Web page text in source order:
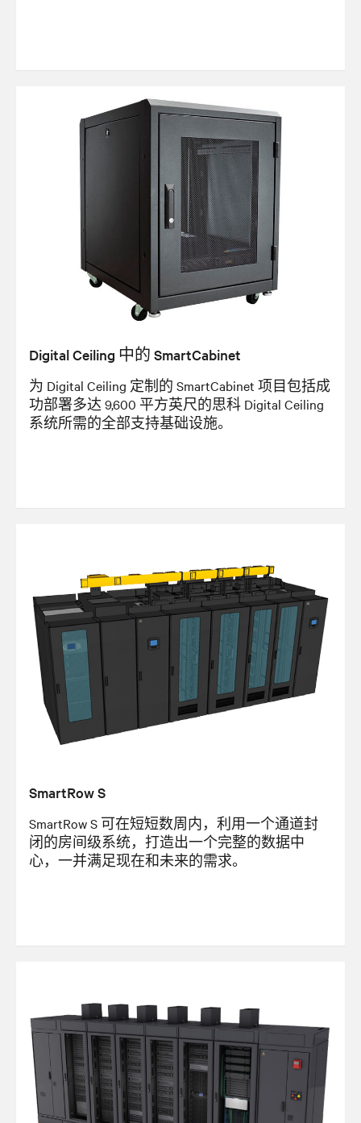
Digital Ceiling 中的 SmartCabinet
为 Digital Ceiling 定制的 SmartCabinet 项目包括成
功部署多达 9,600 平方英尺的思科 Digital Ceiling
系统所需的全部支持基础设施。
SmartRow S
SmartRow S 可在短短数周内，利用一个通道封
闭的房间级系统，打造出一个完整的数据中
心，一并满足现在和未来的需求。